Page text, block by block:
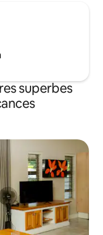
superbes